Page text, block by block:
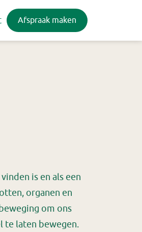
Afspraak maken
is en als een
organen en
om ons
te laten bewegen.